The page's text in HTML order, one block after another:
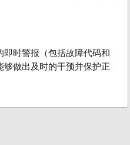
即时警报（包括故障代码和
够做出及时的干预并保护正